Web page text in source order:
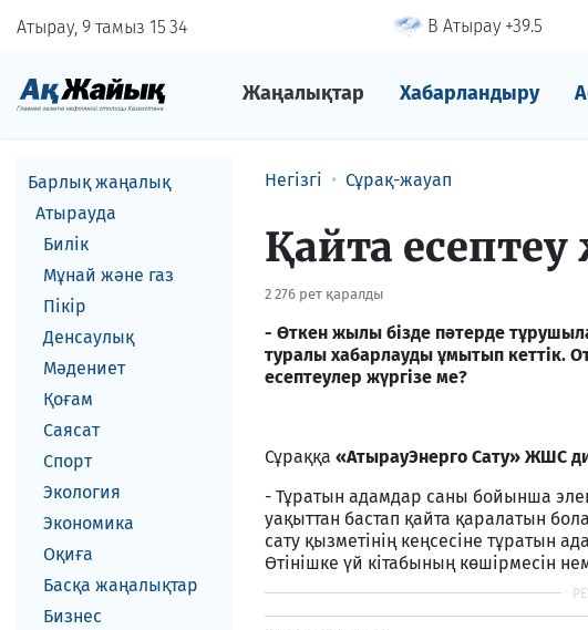
Атырау, 9 тамыз 15 34 В Атырау +39.5
Жаңалықтар Хабарландыру
Барлық жаңалық
Атырауда
Билік
Мұнай және газ
Пікір
Денсаулық
Мәдениет
Қоғам
Саясат
Спорт
Экология
Экономика
Оқиға
Басқа жаңалықтар
Бизнес
Негізгі Сұрақ-жауап
Қайта есептеу
2 276 рет қаралды
- Өткен жылы бізде пәтерде
туралы хабарлауды ұмытып кеттік.
есептеулер жүргізе ме?
Сұраққа «АтырауЭнерго Сату» ЖШС
- Тұратын адамдар саны бойынша
уақыттан бастап қайта қаралатын
сату қызметінің кеңсесіне тұратын
Өтінішке үй кітабының көшірмесін